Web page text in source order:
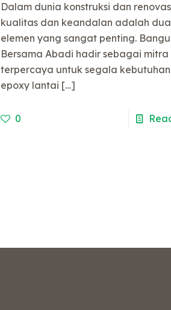
Dalam dunia konstruksi dan
kualitas dan keandalan adalah dua
elemen yang sangat penting.
Bersama Abadi hadir sebagai mitra
terpercaya untuk segala kebutuhan
epoxy lantai […]
0